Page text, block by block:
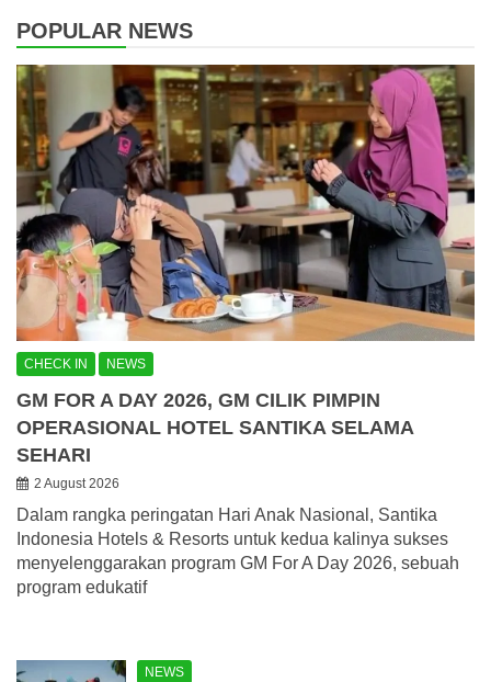
POPULAR NEWS
CHECK IN NEWS
GM FOR A DAY 2026, GM CILIK PIMPIN
OPERASIONAL HOTEL SANTIKA SELAMA
SEHARI
2 August 2026
Dalam rangka peringatan Hari Anak Nasional, Santika
Indonesia Hotels & Resorts untuk kedua kalinya sukses
menyelenggarakan program GM For A Day 2026, sebuah
program edukatif
NEWS